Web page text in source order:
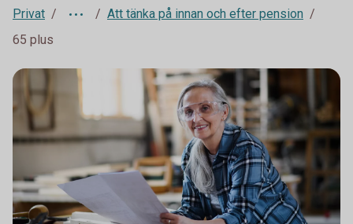
Privat
Att tänka på innan och efter pension
65 plus